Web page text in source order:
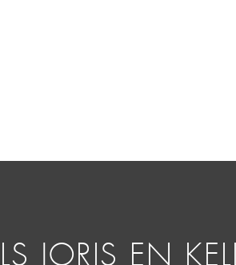
JORIS EN